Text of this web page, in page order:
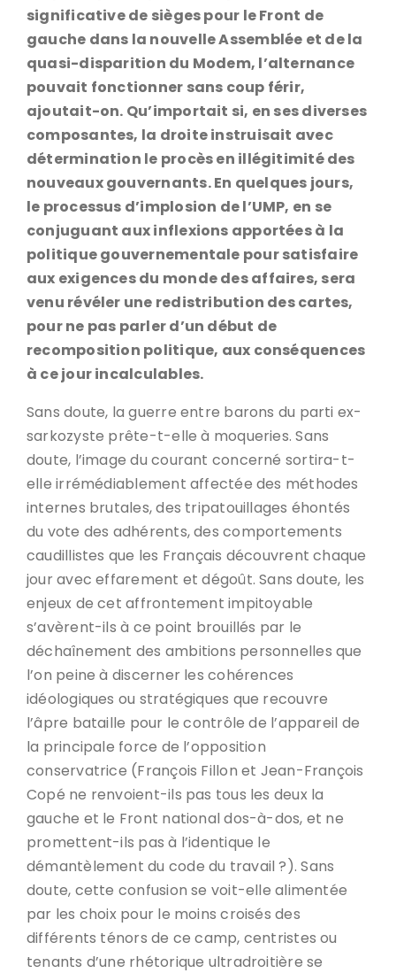
significative de sièges pour le Front de
gauche dans la nouvelle Assemblée et de la
quasi-disparition du Modem, l’alternance
pouvait fonctionner sans coup férir,
ajoutait-on. Qu’importait si, en ses diverses
composantes, la droite instruisait avec
détermination le procès en illégitimité des
nouveaux gouvernants. En quelques jours,
le processus d’implosion de l’UMP, en se
conjuguant aux inflexions apportées à la
politique gouvernementale pour satisfaire
aux exigences du monde des affaires, sera
venu révéler une redistribution des cartes,
pour ne pas parler d’un début de
recomposition politique, aux conséquences
à ce jour incalculables.
Sans doute, la guerre entre barons du parti ex-
sarkozyste prête-t-elle à moqueries. Sans
doute, l’image du courant concerné sortira-t-
elle irrémédiablement affectée des méthodes
internes brutales, des tripatouillages éhontés
du vote des adhérents, des comportements
caudillistes que les Français découvrent chaque
jour avec effarement et dégoût. Sans doute, les
enjeux de cet affrontement impitoyable
s’avèrent-ils à ce point brouillés par le
déchaînement des ambitions personnelles que
l’on peine à discerner les cohérences
idéologiques ou stratégiques que recouvre
l’âpre bataille pour le contrôle de l’appareil de
la principale force de l’opposition
conservatrice (François Fillon et Jean-François
Copé ne renvoient-ils pas tous les deux la
gauche et le Front national dos-à-dos, et ne
promettent-ils pas à l’identique le
démantèlement du code du travail ?). Sans
doute, cette confusion se voit-elle alimentée
par les choix pour le moins croisés des
différents ténors de ce camp, centristes ou
tenants d’une rhétorique ultradroitière se